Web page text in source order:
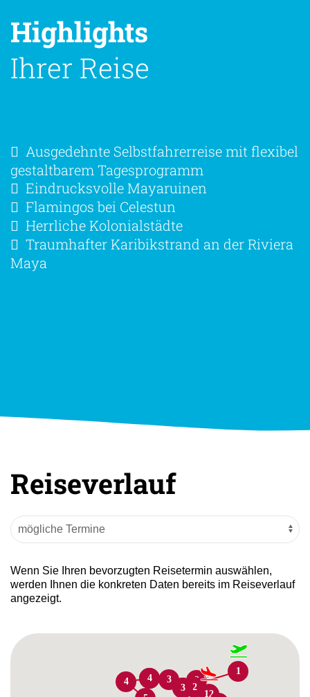
Highlights
Ihrer Reise
Ausgedehnte Selbstfahrerreise mit flexibel
gestaltbarem Tagesprogramm
Eindrucksvolle Mayaruinen
Flamingos bei Celestun
Herrliche Kolonialstädte
Traumhafter Karibikstrand an der Riviera
Maya
Reiseverlauf
Wenn Sie Ihren bevorzugten Reisetermin auswählen,
werden Ihnen die konkreten Daten bereits im Reiseverlauf
angezeigt.
1
2
2
2
3
3 3
4
4
12